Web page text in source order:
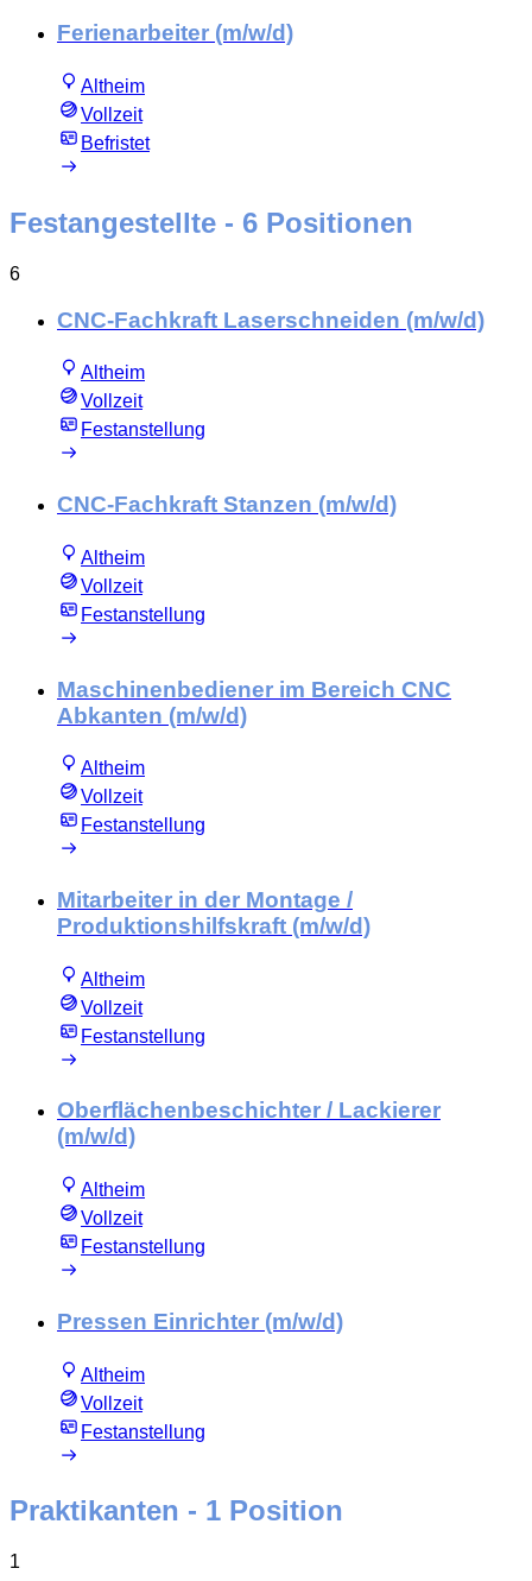
Ferienarbeiter (m/w/d)
Altheim
Vollzeit
Befristet
Festangestellte - 6 Positionen
6
CNC-Fachkraft Laserschneiden (m/w/d)
Altheim
Vollzeit
Festanstellung
CNC-Fachkraft Stanzen (m/w/d)
Altheim
Vollzeit
Festanstellung
Maschinenbediener im Bereich CNC
Abkanten (m/w/d)
Altheim
Vollzeit
Festanstellung
Mitarbeiter in der Montage /
Produktionshilfskraft (m/w/d)
Altheim
Vollzeit
Festanstellung
Oberflächenbeschichter / Lackierer
(m/w/d)
Altheim
Vollzeit
Festanstellung
Pressen Einrichter (m/w/d)
Altheim
Vollzeit
Festanstellung
Praktikanten - 1 Position
1